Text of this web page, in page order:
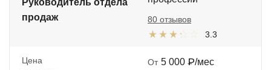
Руководитель отдела
продаж
3.3
80 отзывов
Цена От 5 000 ₽/мес